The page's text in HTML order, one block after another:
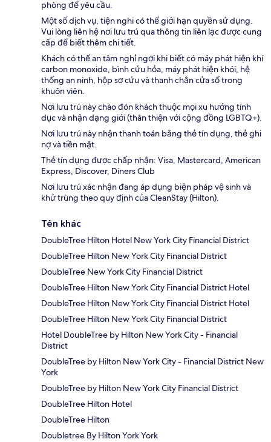
phòng để yêu cầu.
Một số dịch vụ, tiện nghi có thể giới hạn quyền sử dụng.
Vui lòng liên hệ nơi lưu trú qua thông tin liên lạc được cung
cấp để biết thêm chi tiết.
Khách có thể an tâm nghỉ ngơi khi biết có máy phát hiện khí
carbon monoxide, bình cứu hỏa, máy phát hiện khói, hệ
thống an ninh, hộp sơ cứu và thanh chắn cửa sổ trong
khuôn viên.
Nơi lưu trú này chào đón khách thuộc mọi xu hướng tính
dục và nhận dạng giới (thân thiện với cộng đồng LGBTQ+).
Nơi lưu trú này nhận thanh toán bằng thẻ tín dụng, thẻ ghi
nợ và tiền mặt.
Thẻ tín dụng được chấp nhận: Visa, Mastercard, American
Express, Discover, Diners Club
Nơi lưu trú xác nhận đang áp dụng biện pháp vệ sinh và
khử trùng theo quy định của CleanStay (Hilton).
Tên khác
DoubleTree Hilton Hotel New York City Financial District
DoubleTree Hilton New York City Financial District
DoubleTree New York City Financial District
DoubleTree Hilton New York City Financial District Hotel
DoubleTree Hilton New York City Financial District Hotel
DoubleTree Hilton New York City Financial District
Hotel DoubleTree by Hilton New York City - Financial
District
DoubleTree by Hilton New York City - Financial District New
York
DoubleTree by Hilton New York City Financial District
DoubleTree Hilton Hotel
DoubleTree Hilton
Doubletree By Hilton York York